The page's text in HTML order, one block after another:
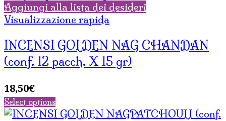
Aggiungi alla lista dei desideri
Visualizzazione rapida
INCENSI GOLDEN NAG CHANDAN
(conf. 12 pacch. X 15 gr)
18,50€
Select options